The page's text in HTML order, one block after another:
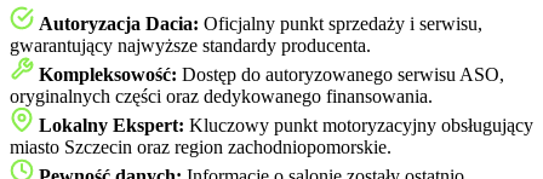
Autoryzacja Dacia: Oficjalny punkt sprzedaży i serwisu,
gwarantujący najwyższe standardy producenta.
Kompleksowość: Dostęp do autoryzowanego serwisu ASO,
oryginalnych części oraz dedykowanego finansowania.
Lokalny Ekspert: Kluczowy punkt motoryzacyjny obsługujący
miasto Szczecin oraz region zachodniopomorskie.